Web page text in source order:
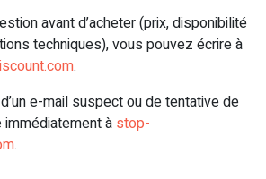
avant d’acheter (prix, disponibilité
techniques), vous pouvez écrire à
.
e-mail suspect ou de tentative de
à stop-
.